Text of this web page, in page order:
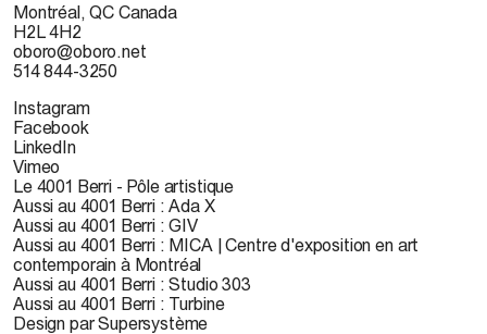
Montréal, QC Canada
H2L 4H2
oboro@oboro.net
514 844-3250
Instagram
Facebook
LinkedIn
Vimeo
Le 4001 Berri - Pôle artistique
Aussi au 4001 Berri : Ada X
Aussi au 4001 Berri : GIV
Aussi au 4001 Berri : MICA | Centre d'exposition en art
contemporain à Montréal
Aussi au 4001 Berri : Studio 303
Aussi au 4001 Berri : Turbine
Design par Supersystème